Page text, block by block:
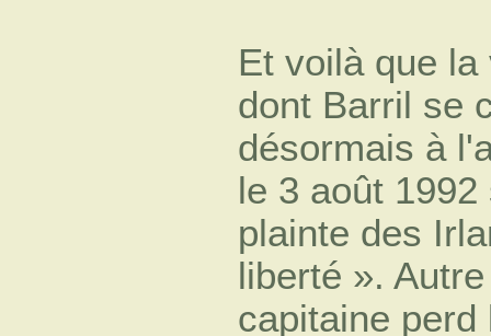
Et voilà que
dont Barril se
désormais à
le 3 août
plainte des
liberté ».
capitaine